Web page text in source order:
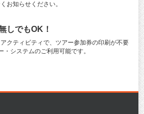
お知らせください。
しでもOK！
クティビティで、ツアー参加券の印刷が不要
・システムのご利用可能です。